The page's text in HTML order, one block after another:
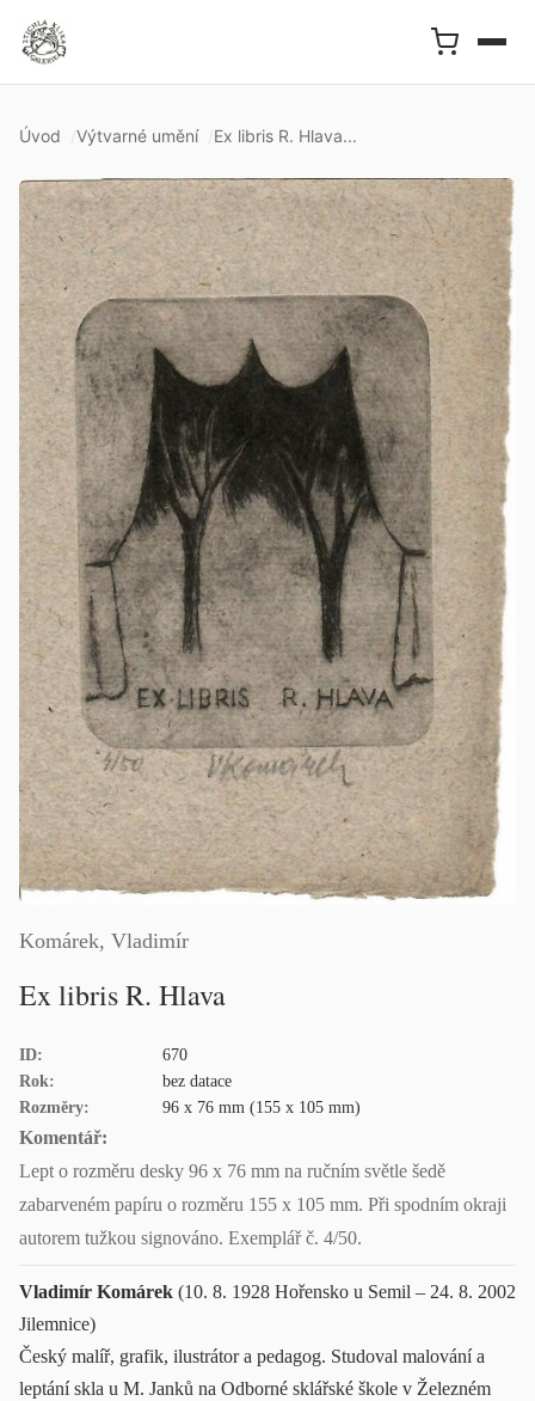
Úvod Výtvarné umění Ex libris R. Hlava...
Komárek, Vladimír
Ex libris R. Hlava
ID:
670
Rok:
bez datace
Rozměry:
96 x 76 mm (155 x 105 mm)
Komentář:
Lept o rozměru desky 96 x 76 mm na ručním světle šedě
zabarveném papíru o rozměru 155 x 105 mm. Při spodním okraji
autorem tužkou signováno. Exemplář č. 4/50.
Vladimír Komárek (10. 8. 1928 Hořensko u Semil – 24. 8. 2002
Jilemnice)
Český malíř, grafik, ilustrátor a pedagog. Studoval malování a
leptání skla u M. Janků na Odborné sklářské škole v Železném